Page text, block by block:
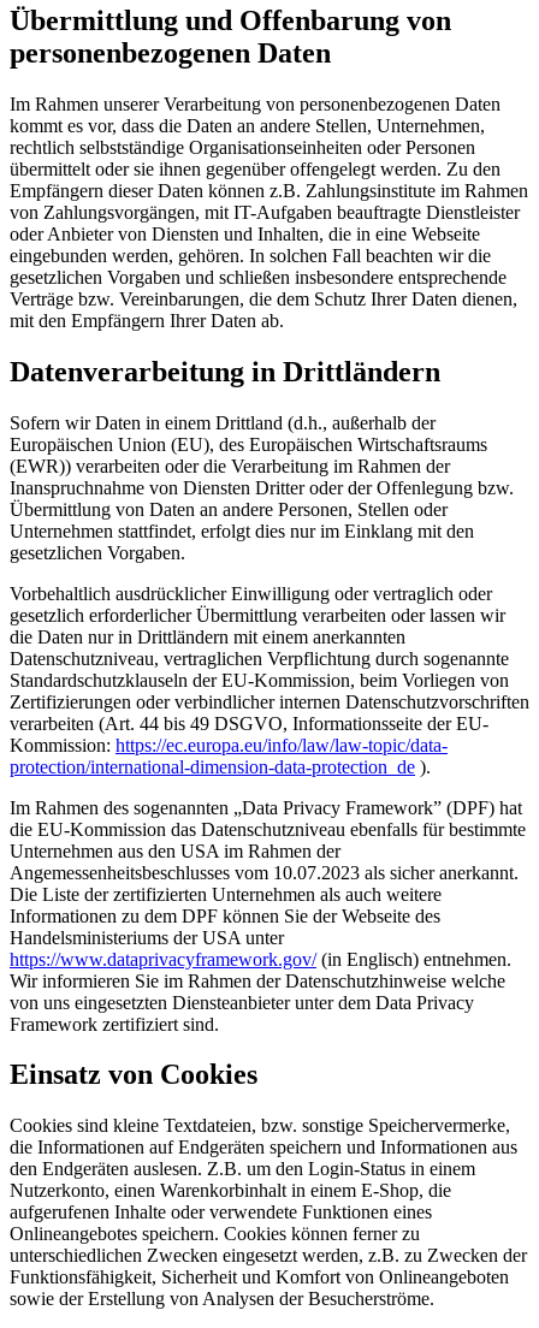
Übermittlung und Offenbarung von
personenbezogenen Daten
Im Rahmen unserer Verarbeitung von personenbezogenen Daten
kommt es vor, dass die Daten an andere Stellen, Unternehmen,
rechtlich selbstständige Organisationseinheiten oder Personen
übermittelt oder sie ihnen gegenüber offengelegt werden. Zu den
Empfängern dieser Daten können z.B. Zahlungsinstitute im Rahmen
von Zahlungsvorgängen, mit IT-Aufgaben beauftragte Dienstleister
oder Anbieter von Diensten und Inhalten, die in eine Webseite
eingebunden werden, gehören. In solchen Fall beachten wir die
gesetzlichen Vorgaben und schließen insbesondere entsprechende
Verträge bzw. Vereinbarungen, die dem Schutz Ihrer Daten dienen,
mit den Empfängern Ihrer Daten ab.
Datenverarbeitung in Drittländern
Sofern wir Daten in einem Drittland (d.h., außerhalb der
Europäischen Union (EU), des Europäischen Wirtschaftsraums
(EWR)) verarbeiten oder die Verarbeitung im Rahmen der
Inanspruchnahme von Diensten Dritter oder der Offenlegung bzw.
Übermittlung von Daten an andere Personen, Stellen oder
Unternehmen stattfindet, erfolgt dies nur im Einklang mit den
gesetzlichen Vorgaben.
Vorbehaltlich ausdrücklicher Einwilligung oder vertraglich oder
gesetzlich erforderlicher Übermittlung verarbeiten oder lassen wir
die Daten nur in Drittländern mit einem anerkannten
Datenschutzniveau, vertraglichen Verpflichtung durch sogenannte
Standardschutzklauseln der EU-Kommission, beim Vorliegen von
Zertifizierungen oder verbindlicher internen Datenschutzvorschriften
verarbeiten (Art. 44 bis 49 DSGVO, Informationsseite der EU-
Kommission: https://ec.europa.eu/info/law/law-topic/data-
protection/international-dimension-data-protection_de ).
Im Rahmen des sogenannten „Data Privacy Framework” (DPF) hat
die EU-Kommission das Datenschutzniveau ebenfalls für bestimmte
Unternehmen aus den USA im Rahmen der
Angemessenheitsbeschlusses vom 10.07.2023 als sicher anerkannt.
Die Liste der zertifizierten Unternehmen als auch weitere
Informationen zu dem DPF können Sie der Webseite des
Handelsministeriums der USA unter
https://www.dataprivacyframework.gov/(in Englisch) entnehmen.
Wir informieren Sie im Rahmen der Datenschutzhinweise welche
von uns eingesetzten Diensteanbieter unter dem Data Privacy
Framework zertifiziert sind.
Einsatz von Cookies
Cookies sind kleine Textdateien, bzw. sonstige Speichervermerke,
die Informationen auf Endgeräten speichern und Informationen aus
den Endgeräten auslesen. Z.B. um den Login-Status in einem
Nutzerkonto, einen Warenkorbinhalt in einem E-Shop, die
aufgerufenen Inhalte oder verwendete Funktionen eines
Onlineangebotes speichern. Cookies können ferner zu
unterschiedlichen Zwecken eingesetzt werden, z.B. zu Zwecken der
Funktionsfähigkeit, Sicherheit und Komfort von Onlineangeboten
sowie der Erstellung von Analysen der Besucherströme.